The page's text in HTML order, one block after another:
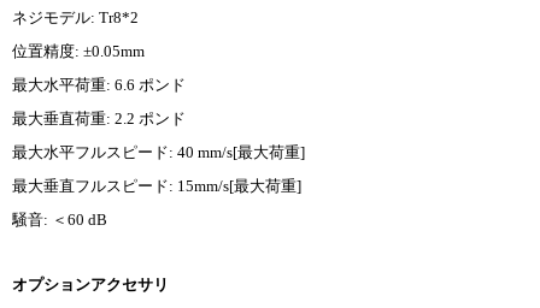
ネジモデル: Tr8*2
位置精度: ±0.05mm
最大水平荷重: 6.6 ポンド
最大垂直荷重: 2.2 ポンド
最大水平フルスピード: 40 mm/s[最大荷重]
最大垂直フルスピード: 15mm/s[最大荷重]
騒音: ＜60 dB
オプションアクセサリ